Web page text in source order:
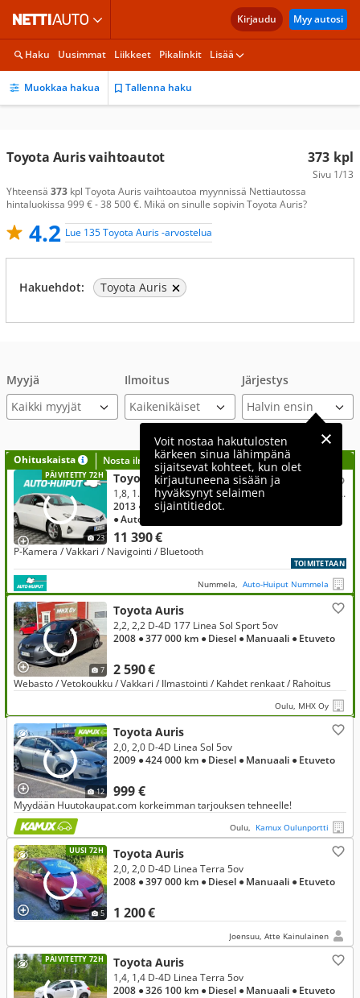
Kirjaudu Myy autosi
Haku Uusimmat Liikkeet Pikalinkit Lisää
Muokkaa hakua Tallenna haku
373 kpl
Sivu 1/13
Toyota Auris vaihtoautot
Yhteensä 373 kpl Toyota Auris vaihtoautoa myynnissä Nettiautossa
hintaluokissa 999 € - 38 500 €. Mikä on sinulle sopivin Toyota Auris?
4.2 Lue 135 Toyota Auris -arvostelua
Hakuehdot: Toyota Auris
Myyjä
Kaikki myyjät
Ilmoitus Järjestys
Voit nostaa hakutulosten
kärkeen sinua lähimpänä
sijaitsevat kohteet, kun olet
kirjautuneena sisään ja
hyväksynyt selaimen
sijaintitiedot.
Ohituskaista Nosta ilmoituksesi tähän?
PÄIVITETTY 72H
23
Toyota Auris
11 390 €
1,8, 1.8 hybrid edition ** P-Kamera / Vakkari / Navigointi / Bluetooth **
2013 ● 154 000 km● Hybridi (bensiini/sähkö)
● Automaatti
P-Kamera / Vakkari / Navigointi / Bluetooth
TOIMITETAAN
Nummela, Auto-Huiput Nummela
7
Toyota Auris
2 590 €
2,2, 2,2 D-4D 177 Linea Sol Sport 5ov
2008 ● 377 000 km ● Diesel ● Manuaali ● Etuveto
Webasto / Vetokoukku / Vakkari / Ilmastointi / Kahdet renkaat / Rahoitus
Oulu, MHX Oy
12
Toyota Auris
999 €
2,0, 2,0 D-4D Linea Sol 5ov
2009 ● 424 000 km ● Diesel ● Manuaali ● Etuveto
Myydään Huutokaupat.com korkeimman tarjouksen tehneelle!
Oulu, Kamux Oulunportti
UUSI 72H
5
Toyota Auris
1 200 €
2,0, 2,0 D-4D Linea Terra 5ov
2008 ● 397 000 km ● Diesel ● Manuaali ● Etuveto
Joensuu, Atte Kainulainen
PÄIVITETTY 72H Toyota Auris
1,4, 1,4 D-4D Linea Terra 5ov
2008 ● 326 100 km ● Diesel ● Manuaali ● Etuveto